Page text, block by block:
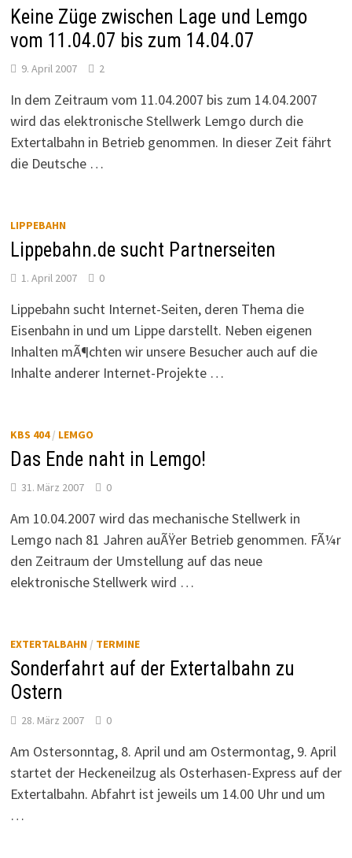
Keine Züge zwischen Lage und Lemgo
vom 11.04.07 bis zum 14.04.07
9. April 2007 2
In dem Zeitraum vom 11.04.2007 bis zum 14.04.2007
wird das elektronische Stellwerk Lemgo durch die
Extertalbahn in Betrieb genommen. In dieser Zeit fährt
die Deutsche …
LIPPEBAHN
Lippebahn.de sucht Partnerseiten
1. April 2007 0
Lippebahn sucht Internet-Seiten, deren Thema die
Eisenbahn in und um Lippe darstellt. Neben eigenen
Inhalten mÃ¶chten wir unsere Besucher auch auf die
Inhalte anderer Internet-Projekte …
KBS 404/ LEMGO
Das Ende naht in Lemgo!
31. März 2007 0
Am 10.04.2007 wird das mechanische Stellwerk in
Lemgo nach 81 Jahren auÃŸer Betrieb genommen. FÃ¼r
den Zeitraum der Umstellung auf das neue
elektronische Stellwerk wird …
EXTERTALBAHN/ TERMINE
Sonderfahrt auf der Extertalbahn zu
Ostern
28. März 2007 0
Am Ostersonntag, 8. April und am Ostermontag, 9. April
startet der Heckeneilzug als Osterhasen-Express auf der
Extertalbahn. Abfahrt ist jeweils um 14.00 Uhr und um
…